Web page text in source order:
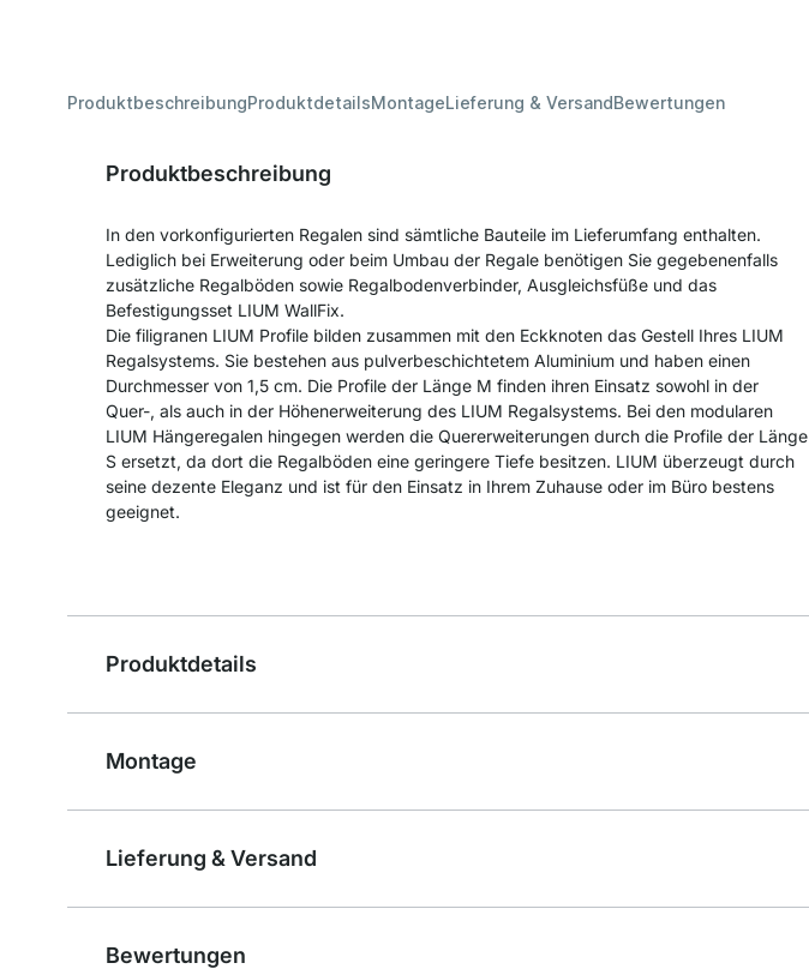
ProduktbeschreibungProduktdetailsMontageLieferung & VersandBewertungen
Produktbeschreibung
In den vorkonfigurierten Regalen sind sämtliche Bauteile im Lieferumfang enthalten.
Lediglich bei Erweiterung oder beim Umbau der Regale benötigen Sie gegebenenfalls
zusätzliche Regalböden sowie Regalbodenverbinder, Ausgleichsfüße und das
Befestigungsset LIUM WallFix.
Die filigranen LIUM Profile bilden zusammen mit den Eckknoten das Gestell Ihres LIUM
Regalsystems. Sie bestehen aus pulverbeschichtetem Aluminium und haben einen
Durchmesser von 1,5 cm. Die Profile der Länge M finden ihren Einsatz sowohl in der
Quer-, als auch in der Höhenerweiterung des LIUM Regalsystems. Bei den modularen
LIUM Hängeregalen hingegen werden die Quererweiterungen durch die Profile der Länge
S ersetzt, da dort die Regalböden eine geringere Tiefe besitzen. LIUM überzeugt durch
seine dezente Eleganz und ist für den Einsatz in Ihrem Zuhause oder im Büro bestens
geeignet.
Produktdetails
Montage
Lieferung & Versand
Bewertungen